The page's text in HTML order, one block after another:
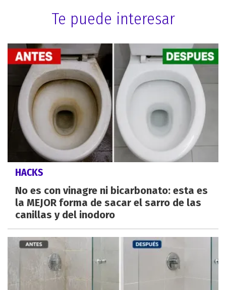
Te puede interesar
HACKS
No es con vinagre ni bicarbonato: esta es
la MEJOR forma de sacar el sarro de las
canillas y del inodoro